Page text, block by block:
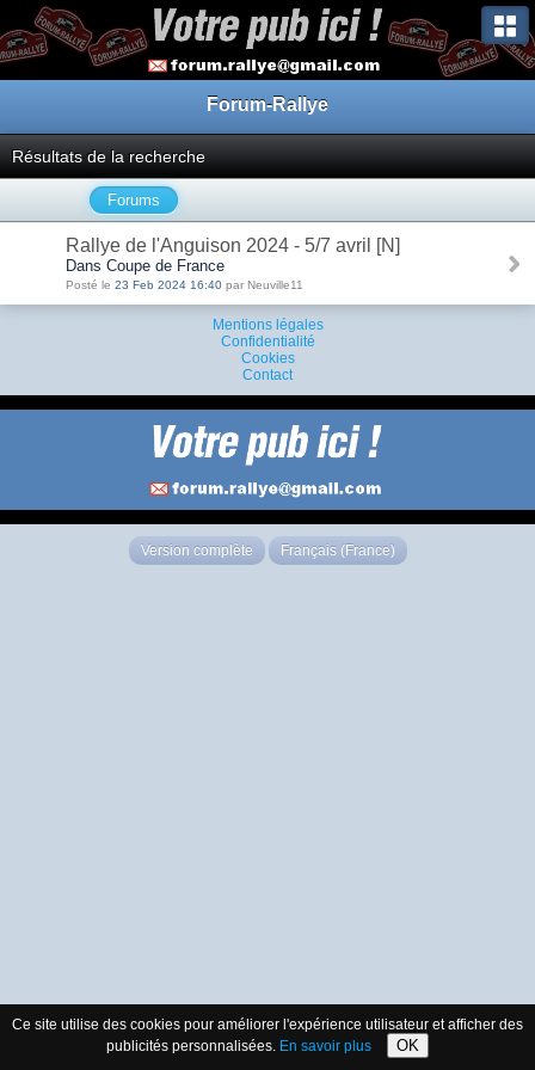
Forum-Rallye
Résultats de la recherche
Forums
Rallye de l'Anguison 2024 - 5/7 avril [N]
Dans Coupe de France
Posté le 23 Feb 2024 16:40 par Neuville11
Mentions légales
Confidentialité
Cookies
Contact
Version complète Français (France)
Ce site utilise des cookies pour améliorer l'expérience utilisateur et afficher des
publicités personnalisées. En savoir plus OK